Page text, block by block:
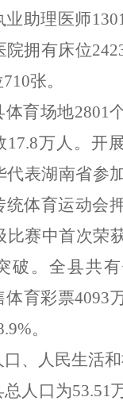
业助理医师
院拥有床位
710张。
体育场地2801
17.8万人。开
代表湖南省参
统体育运动会
比赛中首次荣
破。全县共
体育彩票4093
。
口、人民生活
人口为53.51